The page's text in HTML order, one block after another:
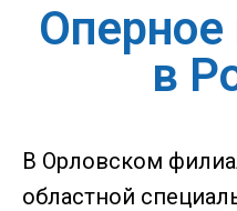
Оперное
в
В Орловском
областной